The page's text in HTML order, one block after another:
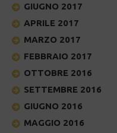
GIUGNO 2017
APRILE 2017
MARZO 2017
FEBBRAIO 2017
OTTOBRE 2016
SETTEMBRE 2016
GIUGNO 2016
MAGGIO 2016